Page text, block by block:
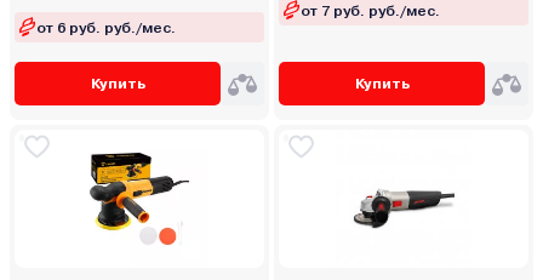
от 6 руб. руб./мес.
Купить
от 7 руб. руб./мес.
Купить